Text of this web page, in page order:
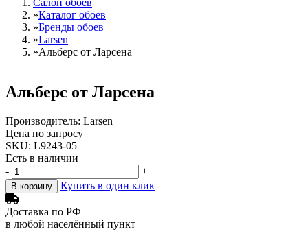
Салон обоев
»Каталог обоев
»Бренды обоев
»Larsen
»Альберс от Ларсена
Альберс от Ларсена
Производитель: Larsen
Цена по запросу
SKU: L9243-05
Есть в наличии
-
+
В корзину Купить в один клик
Доставка по РФ
в любой населённый пункт